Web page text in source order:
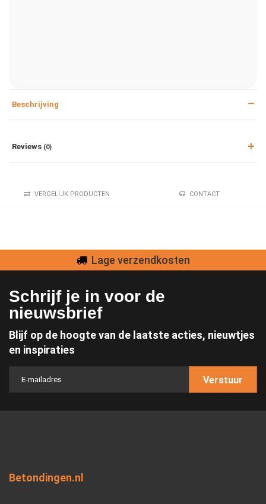
Beschrijving
Reviews (0)
VERGELIJK PRODUCTEN CONTACT
Lage verzendkosten
Schrijf je in voor de
nieuwsbrief
Blijf op de hoogte van de laatste acties, nieuwtjes
en inspiraties
Verstuur
Betondingen.nl